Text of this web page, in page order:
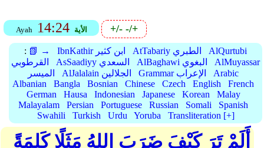
Ayah 14:24 الأية +/--/+
: 📗 → IbnKathir ابن كثير AtTabariy الطبري
AlQurtubi
القرطوبي
AsSaadiyy السعدي AlBaghawi البغوي
AlMuyassar
الميسر
AlJalalain الجلالين Grammar الإعراب
Arabic
Albanian
Bangla Bosnian Chinese Czech English
French
German
Hausa Indonesian Japanese Korean
Malay
Malayalam
Persian Portuguese Russian Somali
Spanish
Swahili
Turkish Urdu Yoruba Transliteration [+]
أَلَمْ تَرَ كَيْفَ ضَرَبَ اللهُ مَثَلًا كَلِمَةً